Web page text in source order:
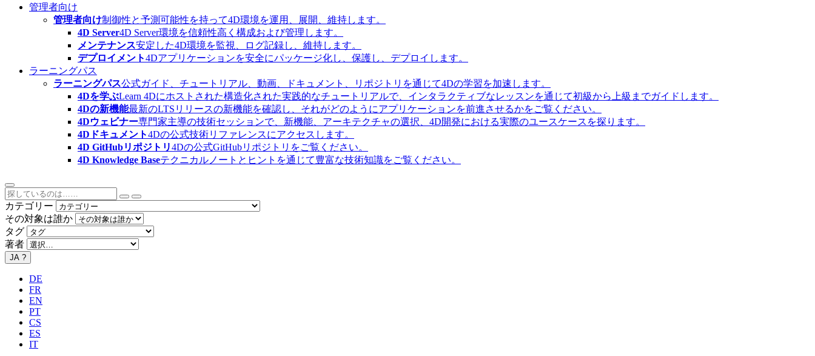
管理者向け
管理者向け制御性と予測可能性を持って4D環境を運用、展開、維持します。
4D Server4D Server環境を信頼性高く構成および管理します。
メンテナンス安定した4D環境を監視、ログ記録し、維持します。
デプロイメント4Dアプリケーションを安全にパッケージ化し、保護し、デプロイします。
ラーニングパス
ラーニングパス公式ガイド、チュートリアル、動画、ドキュメント、リポジトリを通じて4Dの学習を加速します。
4Dを学ぶLearn 4Dにホストされた構造化された実践的なチュートリアルで、インタラクティブなレッスンを通じて初級から上級までガイドします。
4Dの新機能最新のLTSリリースの新機能を確認し、それがどのようにアプリケーションを前進させるかをご覧ください。
4Dウェビナー専門家主導の技術セッションで、新機能、アーキテクチャの選択、4D開発における実際のユースケースを探ります。
4Dドキュメント4Dの公式技術リファレンスにアクセスします。
4D GitHubリポジトリ4Dの公式GitHubリポジトリをご覧ください。
4D Knowledge Baseテクニカルノートとヒントを通じて豊富な技術知識をご覧ください。
カテゴリー
その対象は誰か
タグ
著者
JA ?
DE
FR
EN
PT
CS
ES
IT